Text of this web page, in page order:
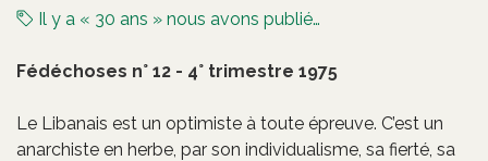
Il y a « 30 ans » nous avons publié…
Fédéchoses n° 12 - 4° trimestre 1975
Le Libanais est un optimiste à toute épreuve. C’est un
anarchiste en herbe, par son individualisme, sa fierté, sa